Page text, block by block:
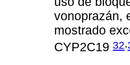
vonoprazán,
mostrado
CYP2C19 32